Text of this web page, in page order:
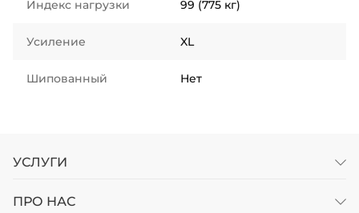
Индекс нагрузки 99 (775 кг)
Усиление XL
Шипованный Нет
УСЛУГИ
ПРО НАС